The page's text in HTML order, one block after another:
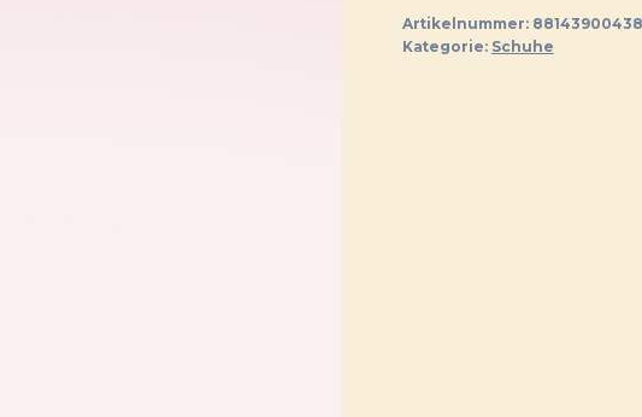
Artikelnummer:
Kategorie: Schuhe